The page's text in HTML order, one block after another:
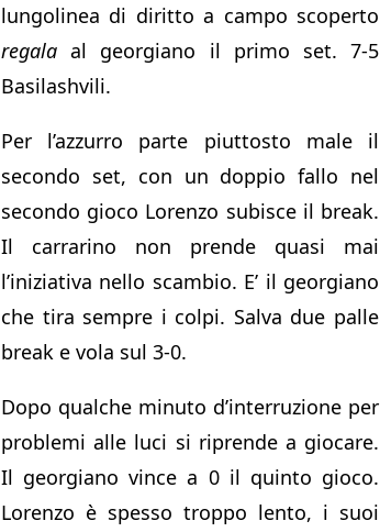
lungolinea di diritto a campo scoperto
regala al georgiano il primo set. 7-5
Basilashvili.
Per l’azzurro parte piuttosto male il
secondo set, con un doppio fallo nel
secondo gioco Lorenzo subisce il break.
Il carrarino non prende quasi mai
l’iniziativa nello scambio. E’ il georgiano
che tira sempre i colpi. Salva due palle
break e vola sul 3-0.
Dopo qualche minuto d’interruzione per
problemi alle luci si riprende a giocare.
Il georgiano vince a 0 il quinto gioco.
Lorenzo è spesso troppo lento, i suoi